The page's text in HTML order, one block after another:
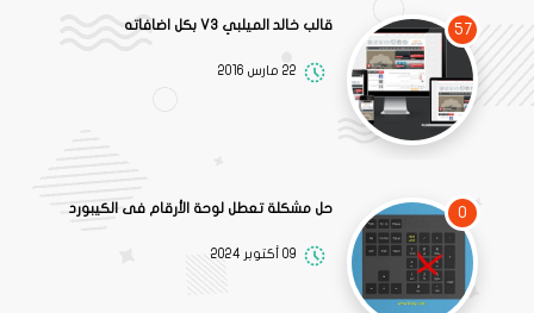
57 قالب خالد الميلبي V3 بكل اضافاته
22 مارس 2016
0 حل مشكلة تعطل لوحة الأرقام فى الكيبورد
09 أكتوبر 2024